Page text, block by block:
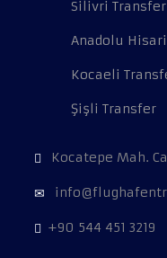
Silivri Transfer
Anadolu
Kocaeli
Şişli Transfer
Kocatepe Mah.
+90 544 451 3219